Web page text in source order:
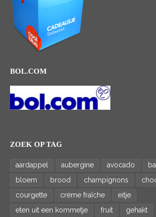
BOL.COM
ZOEK OP TAG
aardappel aubergine avocado
bloem
brood champignons
courgette
crème fraîche
eitje
eten uit een kommetje
fruit gehakt